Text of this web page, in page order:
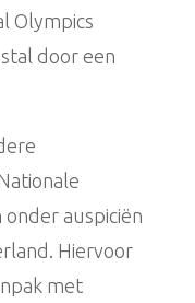
Olympics
door een
auspiciën
Hiervoor
met